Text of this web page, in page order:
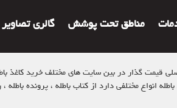
مناطق تحت پوشش گالری تصاویر
انواع مختلفی دارد از کتاب باطله ، پرونده باطله ،